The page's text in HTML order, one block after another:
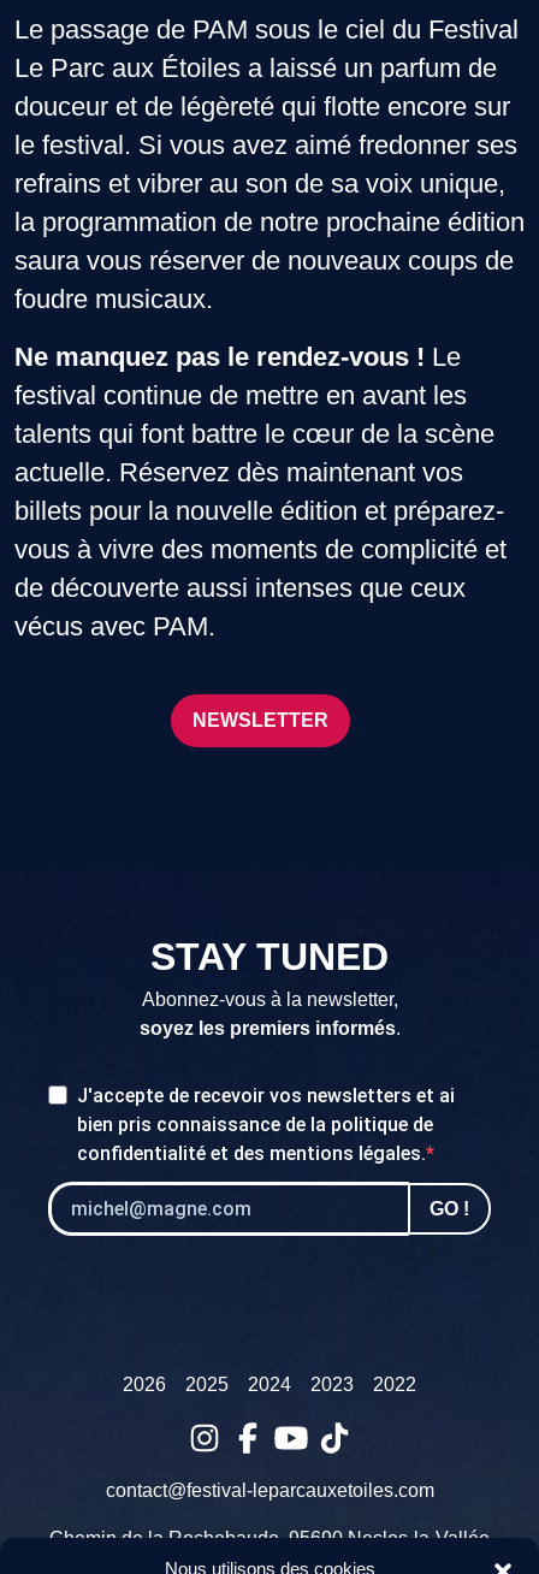
Nous utilisons des cookies
Le passage de PAM sous le ciel du Festival
Le Parc aux Étoiles a laissé un parfum de
douceur et de légèreté qui flotte encore sur
le festival. Si vous avez aimé fredonner ses
refrains et vibrer au son de sa voix unique,
la programmation de notre prochaine édition
saura vous réserver de nouveaux coups de
foudre musicaux.
Ne manquez pas le rendez-vous ! Le
festival continue de mettre en avant les
talents qui font battre le cœur de la scène
actuelle. Réservez dès maintenant vos
billets pour la nouvelle édition et préparez-
vous à vivre des moments de complicité et
de découverte aussi intenses que ceux
vécus avec PAM.
NEWSLETTER
STAY TUNED
Abonnez-vous à la newsletter,
soyez les premiers informés.
J'accepte de recevoir vos newsletters et ai
bien pris connaissance de la politique de
confidentialité et des mentions légales.
GO !
2026 2025 2024 2023 2022
contact@festival-leparcauxetoiles.com
Chemin de la Rochebaude, 95690 Nesles-la-Vallée